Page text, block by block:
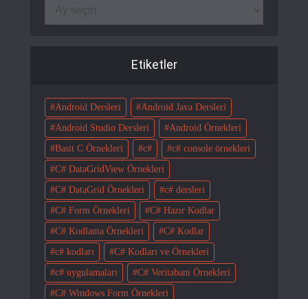
Etiketler
Android Dersleri
Android Java Dersleri
Android Studio Dersleri
Android Örnekleri
Basit C Örnekleri
c#
c# console örnekleri
C# DataGridView Örnekleri
C# DataGrid Örnekleri
c# dersleri
C# Form Örnekleri
C# Hazır Kodlar
C# Kodlama Örnekleri
C# Kodlar
c# kodları
C# Kodları ve Örnekleri
c# uygulamaları
C# Veritabanı Örnekleri
C# Windows Form Örnekleri